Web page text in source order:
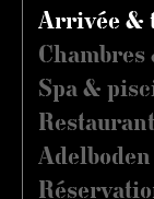
Arrivée &
Spa &